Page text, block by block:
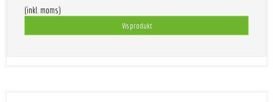
(inkl. moms)
Vis produkt